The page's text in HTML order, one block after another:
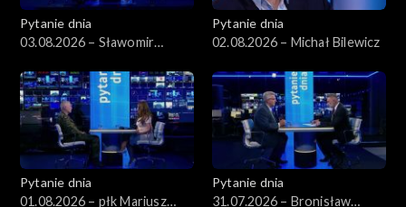
Pytanie dnia
03.08.2026 – Sławomir
Pytanie dnia
02.08.2026 – Michał Bilewicz
Pytanie dnia
01.08.2026 – płk Mariusz
Pytanie dnia
31.07.2026 – Bronisław